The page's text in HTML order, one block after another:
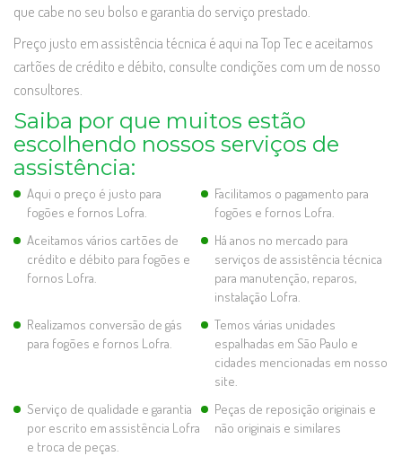
que cabe no seu bolso e garantia do serviço prestado.
Preço justo em assistência técnica é aqui na Top Tec e aceitamos
cartões de crédito e débito, consulte condições com um de nosso
consultores.
Saiba por que muitos estão
escolhendo nossos serviços de
assistência:
Aqui o preço é justo para
fogões e fornos Lofra.
Facilitamos o pagamento para
fogões e fornos Lofra.
Aceitamos vários cartões de
crédito e débito para fogões e
fornos Lofra.
Há anos no mercado para
serviços de assistência técnica
para manutenção, reparos,
instalação Lofra.
Realizamos conversão de gás
para fogões e fornos Lofra.
Temos várias unidades
espalhadas em São Paulo e
cidades mencionadas em nosso
site.
Serviço de qualidade e garantia
por escrito em assistência Lofra
e troca de peças.
Peças de reposição originais e
não originais e similares